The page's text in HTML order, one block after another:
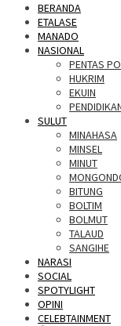
BERANDA
ETALASE
MANADO
NASIONAL
PENTAS
HUKRIM
EKUIN
SULUT
MINAHASA
MINSEL
MINUT
BITUNG
BOLTIM
BOLMUT
TALAUD
SANGIHE
NARASI
SOCIAL
SPOTYLIGHT
OPINI
CELEBTAINMENT